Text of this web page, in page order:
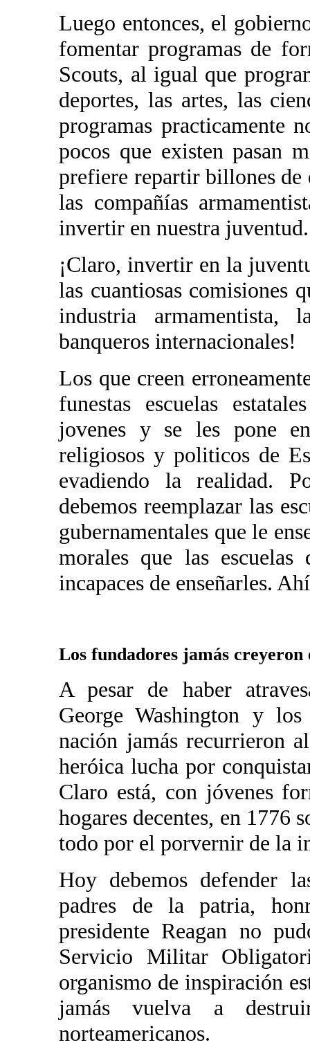
Luego entonces, el
fomentar programas de
Scouts, al igual que
deportes, las artes, las
programas practicamente
pocos que existen pasan
prefiere repartir billones de
las compañías
invertir en nuestra juventud.
¡Claro, invertir en la
las cuantiosas comisiones
industria armamentista,
banqueros internacionales!
Los que creen
funestas escuelas
jovenes y se les pone
religiosos y politicos de
evadiendo la realidad.
debemos reemplazar las
gubernamentales que le
morales que las
incapaces de enseñarles.
Los fundadores jamás creyeron
A pesar de haber
George Washington y
nación jamás recurrieron
heróica lucha por
Claro está, con jóvenes
hogares decentes, en 1776
todo por el porvernir de la
Hoy debemos defender
padres de la patria,
presidente Reagan no
Servicio Militar
organismo de inspiración
jamás vuelva a
norteamericanos.